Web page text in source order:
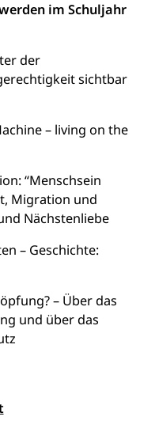
im Schuljahr
der
sichtbar
– living on the
“Menschsein
Migration und
Nächstenliebe
– Geschichte:
– Über das
und über das